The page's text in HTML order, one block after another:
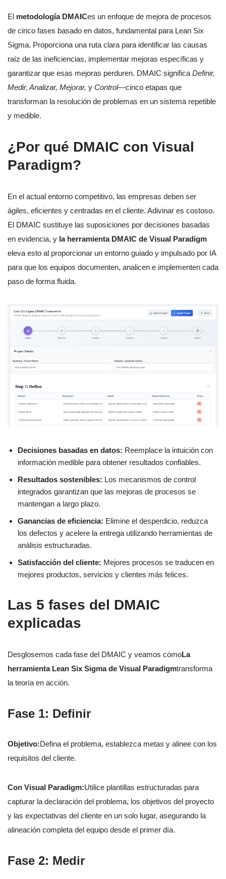
El metodología DMAICes un enfoque de mejora de procesos
de cinco fases basado en datos, fundamental para Lean Six
Sigma. Proporciona una ruta clara para identificar las causas
raíz de las ineficiencias, implementar mejoras específicas y
garantizar que esas mejoras perduren. DMAIC significa Definir,
Medir, Analizar, Mejorar, y Control—cinco etapas que
transforman la resolución de problemas en un sistema repetible
y medible.
¿Por qué DMAIC con Visual
Paradigm?
En el actual entorno competitivo, las empresas deben ser
ágiles, eficientes y centradas en el cliente. Adivinar es costoso.
El DMAIC sustituye las suposiciones por decisiones basadas
en evidencia, y la herramienta DMAIC de Visual Paradigm
eleva esto al proporcionar un entorno guiado y impulsado por IA
para que los equipos documenten, analicen e implementen cada
paso de forma fluida.
Decisiones basadas en datos: Reemplace la intuición con
información medible para obtener resultados confiables.
Resultados sostenibles: Los mecanismos de control
integrados garantizan que las mejoras de procesos se
mantengan a largo plazo.
Ganancias de eficiencia: Elimine el desperdicio, reduzca
los defectos y acelere la entrega utilizando herramientas de
análisis estructuradas.
Satisfacción del cliente: Mejores procesos se traducen en
mejores productos, servicios y clientes más felices.
Las 5 fases del DMAIC
explicadas
Desglosemos cada fase del DMAIC y veamos cómoLa
herramienta Lean Six Sigma de Visual Paradigmtransforma
la teoría en acción.
Fase 1: Definir
Objetivo:Defina el problema, establezca metas y alinee con los
requisitos del cliente.
Con Visual Paradigm:Utilice plantillas estructuradas para
capturar la declaración del problema, los objetivos del proyecto
y las expectativas del cliente en un solo lugar, asegurando la
alineación completa del equipo desde el primer día.
Fase 2: Medir